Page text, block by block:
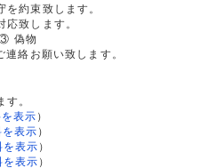
を約束致します。
応致します。
偽物
絡お願い致します。
す。
表示 ）
を表示 ）
を表示 ）
を表示 ）